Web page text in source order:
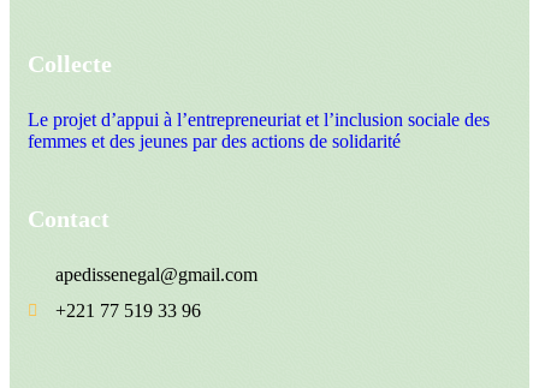
Collecte
Le projet d’appui à l’entrepreneuriat et l’inclusion sociale des
femmes et des jeunes par des actions de solidarité
Contact
apedissenegal@gmail.com
+221 77 519 33 96